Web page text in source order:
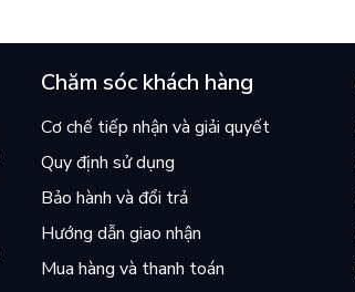
Chăm sóc khách hàng
Cơ chế tiếp nhận và giải quyết
Quy định sử dụng
Bảo hành và đổi trả
Hướng dẫn giao nhận
Mua hàng và thanh toán